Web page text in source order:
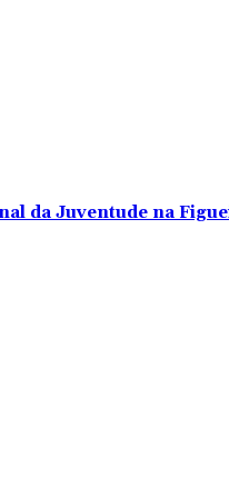
da Juventude na